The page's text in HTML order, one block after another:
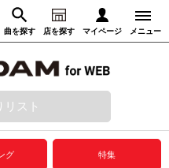
曲を探す 店を探す マイページ メニュー
録音からさがす
ン
リスト
グ 特集